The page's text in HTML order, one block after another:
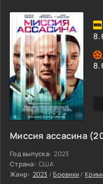
принц на белом коне, хотя,
взяться? Судьба все же
инкассатором, который
ограбили. Добросердечная
чувствуя, - вот
Миссия ассасина
Год выпуска: 2023
Страна: США
Жанр: 2023 / Боевики /